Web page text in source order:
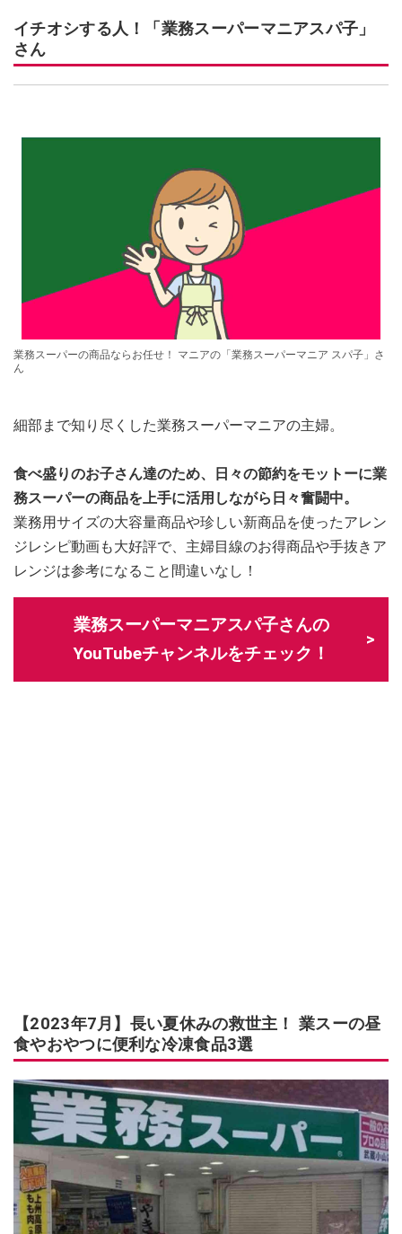
イチオシする人！「業務スーパーマニアスパ子」
さん
業務スーパーの商品ならお任せ！ マニアの「業務スーパーマニア スパ子」さ
ん
細部まで知り尽くした業務スーパーマニアの主婦。
食べ盛りのお子さん達のため、日々の節約をモットーに業
務スーパーの商品を上手に活用しながら日々奮闘中。
業務用サイズの大容量商品や珍しい新商品を使ったアレン
ジレシピ動画も大好評で、主婦目線のお得商品や手抜きア
レンジは参考になること間違いなし！
業務スーパーマニアスパ子さんの
YouTubeチャンネルをチェック！
【2023年7月】長い夏休みの救世主！ 業スーの昼
食やおやつに便利な冷凍食品3選